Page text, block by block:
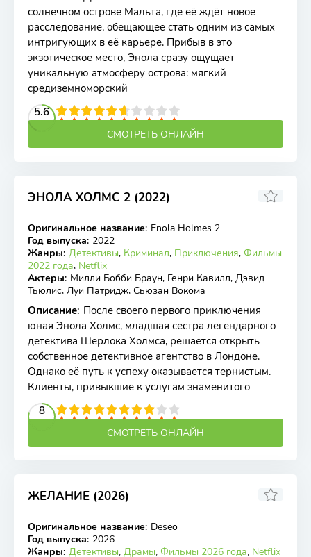
солнечном острове Мальта, где её ждёт новое
расследование, обещающее стать одним из самых
интригующих в её карьере. Прибыв в это
экзотическое место, Энола сразу ощущает
уникальную атмосферу острова: мягкий
средиземноморский
5.6
4 5 6 7 8 9 10
СМОТРЕТЬ ОНЛАЙН
ЭНОЛА ХОЛМС 2 (2022)
WEB-DL
6.78 6.8
Оригинальное название: Enola Holmes 2
Год выпуска: 2022
Жанры: Детективы, Криминал, Приключения, Фильмы
2022 года, Netflix
Актеры: Милли Бобби Браун, Генри Кавилл, Дэвид
Тьюлис, Луи Патридж, Сьюзан Вокома
Описание: После своего первого приключения
юная Энола Холмс, младшая сестра легендарного
детектива Шерлока Холмса, решается открыть
собственное детективное агентство в Лондоне.
Однако её путь к успеху оказывается тернистым.
Клиенты, привыкшие к услугам знаменитого
8
4 5 6 7 8 9 10
СМОТРЕТЬ ОНЛАЙН
ЖЕЛАНИЕ (2026)
WEB-DL
Оригинальное название: Deseo
Год выпуска: 2026
Жанры: Детективы, Драмы, Фильмы 2026 года, Netflix